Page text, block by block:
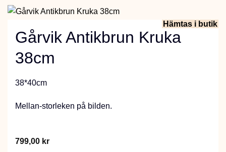
Hämtas i butik
Gårvik Antikbrun Kruka
38cm
38*40cm
Mellan-storleken på bilden.
799,00 kr